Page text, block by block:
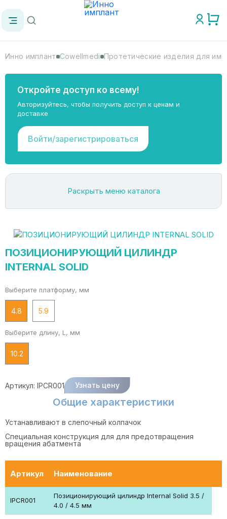
Инно имплант Cowellmedi Протетические изделия для
Откройте доступ ко всему!
Авторизуйтесь, чтобы получить доступ к ценам и
доставке
Войти/зарегистрироваться
Раскрыть меню каталога
ПОЗИЦИОНИРУЮЩИЙ ЦИЛИНДР
INTERNAL SOLID
Выберите платформу, мм
4.8 5.9
Выберите длину, L, мм
10.2
Артикул: IPCR001 Узнать цену
Общие характеристики
Устанавливают в слепочный колпачок
Специальная конструкция для для предотвращения
вращения абатмента
Артикул Наименование
IPCR001
Позиционирующий цилиндр Internal Solid 3.5 /
4.0 / 4.5 мм